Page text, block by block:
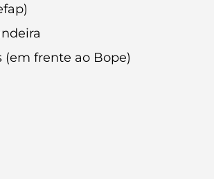
(em frente ao Bope)